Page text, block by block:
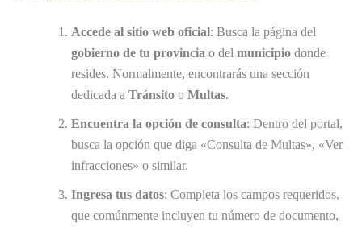
Accede al sitio web oficial: Busca la página del
gobierno de tu provincia o del municipio donde
resides. Normalmente, encontrarás una sección
dedicada a Tránsito o Multas.
Encuentra la opción de consulta: Dentro del portal,
busca la opción que diga «Consulta de Multas», «Ver
infracciones» o similar.
Ingresa tus datos: Completa los campos requeridos,
que comúnmente incluyen tu número de documento,